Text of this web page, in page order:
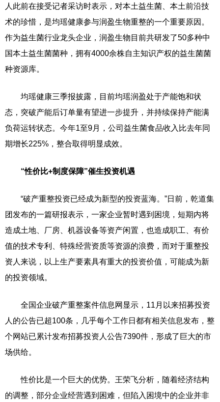
人此前在接受记者采访时表示，对本土益生菌、本土前沿技
术的珍惜，是均瑶健康参与润盈生物重整的一个重要原因。
作为益生菌行业龙头企业，润盈生物目前共研发了50多种中
国本土益生菌菌种，拥有4000余株自主知识产权的益生菌菌
种资源库。
均瑶健康三季报披露，目前均瑶润盈处于产能饱和状
态，突破产能后订单量有望进一步提升，并持续保持产能满
负荷运转状态。今年1至9月，公司益生菌食品收入比去年同
期增长225%，整合取得明显成效。
“性价比+制度保障”催生投资机遇
“破产重整投资已经成为新型的投资蓝海。”日前，乾道集
团发布的一篇研报表示，一家企业暂时遇到困境，短期内将
造成土地、厂房、机器设备等资产闲置，也造成职工、有价
值的技术专利、特殊经营资质等资源的浪费，而对于重整投
资人来说，以上生产要素具有重大的投资价值，可能成为新
的投资领域。
全国企业破产重整案件信息网显示，11月以来招募投资
人的公告已超100条，几乎每个工作日都有相关信息发布，整
个网站已累计发布招募投资人公告7390件，形成了巨大的市
场供给。
性价比是一个巨大的优势。王荣飞分析，随着经济结构
的调整，部分企业经营遇到困难，但陷入困境中的企业并非